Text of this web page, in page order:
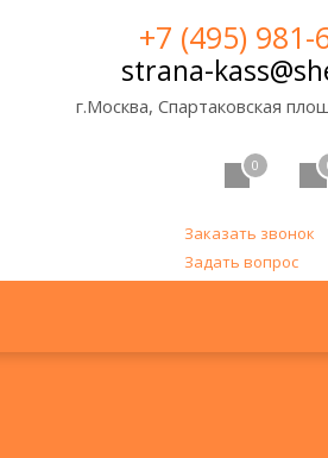
+7 (495) 981-
strana-
г.Москва, Спартаковская
0
Заказать звонок
Задать вопрос